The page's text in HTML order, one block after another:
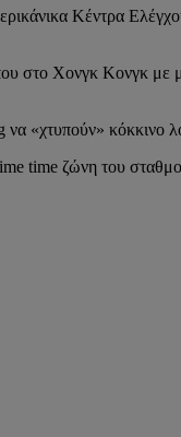
Κέντρα
στο Χονγκ Κονγκ με
να «χτυπούν» κόκκινο
time ζώνη του